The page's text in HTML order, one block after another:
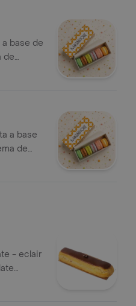
base de
de
a base
de
- eclair